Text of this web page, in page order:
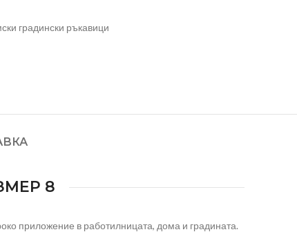
градински ръкавици
8
приложение в работилницата, дома и градината.